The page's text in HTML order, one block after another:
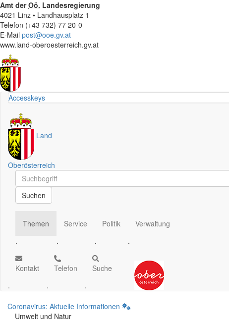
Amt derOö. Landesregierung
4021 Linz • Landhausplatz 1
Telefon (+43 732) 77 20-0
E-Mail post@ooe.gv.at
www.land-oberoesterreich.gv.at
Accesskeys
Land
Oberösterreich
Schnellsuche
Schnellsuche
Suchen
Themen
.
Service
.
Politik
.
Verwaltung
.
Kontakt
.
Telefon
.
Suche
.
Coronavirus: Aktuelle Informationen
Umwelt und Natur